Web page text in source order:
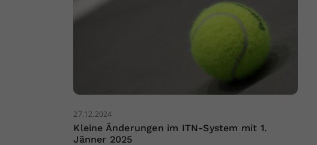
27.12.2024
Kleine Änderungen im ITN-System mit 1.
Jänner 2025